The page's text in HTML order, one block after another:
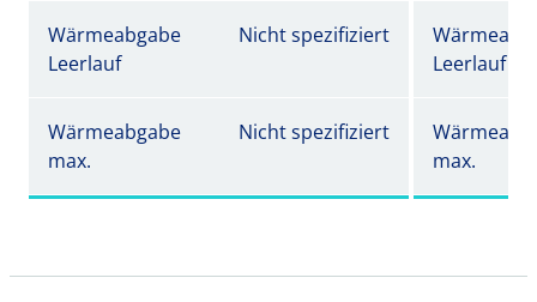
Wärmeabgabe
Leerlauf
Nicht spezifiziert
Leerlauf
Wärmeabgabe
max.
Nicht spezifiziert
max.